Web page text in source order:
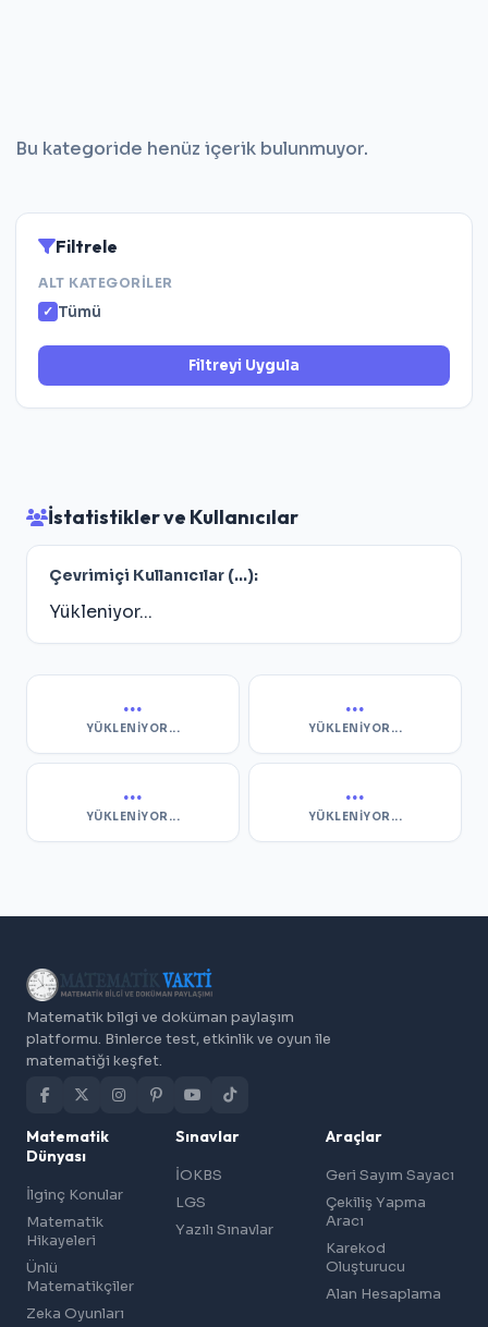
Bu kategoride henüz içerik bulunmuyor.
Filtrele
ALT KATEGORILER
Tümü
Filtreyi Uygula
İstatistikler ve Kullanıcılar
Çevrimiçi Kullanıcılar (...):
Yükleniyor...
...
YÜKLENIYOR...
...
YÜKLENIYOR...
...
YÜKLENIYOR...
...
YÜKLENIYOR...
Matematik bilgi ve doküman paylaşım
platformu. Binlerce test, etkinlik ve oyun ile
matematiği keşfet.
Matematik
Dünyası
İlginç Konular
Matematik
Hikayeleri
Ünlü
Matematikçiler
Zeka Oyunları
Sınavlar
İOKBS
LGS
Yazılı Sınavlar
Araçlar
Geri Sayım Sayacı
Çekiliş Yapma
Aracı
Karekod
Oluşturucu
Alan Hesaplama